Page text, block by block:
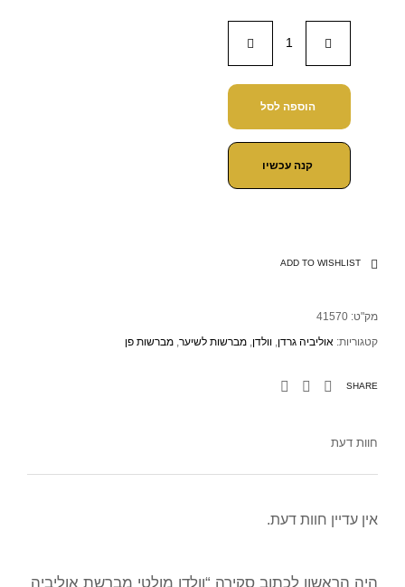
הוספה לסל
קנה עכשיו
ADD TO WISHLIST
מק"ט: 41570
קטגוריות: אוליביה גרדן, וולדן, מברשות לשיער, מברשות פן
SHARE
חוות דעת
אין עדיין חוות דעת.
היה הראשון לכתוב סקירה “וולדן מולטי מברשת אוליביה